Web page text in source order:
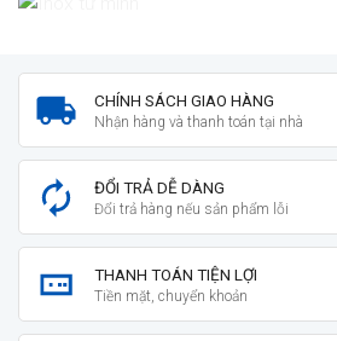
CHÍNH SÁCH GIAO HÀNG
Nhận hàng và thanh toán tại nhà
ĐỔI TRẢ DỄ DÀNG
Đổi trả hàng nếu sản phẩm lỗi
THANH TOÁN TIỆN LỢI
Tiền mặt, chuyển khoản